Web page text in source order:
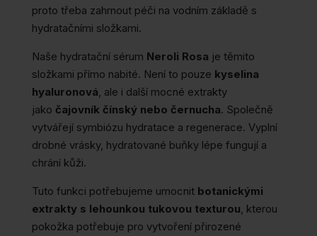
proto třeba zahrnout péči na vodním základě s
hydratačními složkami.
Naše hydratační sérum Neroli Rosa je těmito
složkami přímo nabité. Není to pouze kyselina
hyaluronová , ale i další mocné extrakty
jako čajovník čínský nebo černucha. Společně
vytvářejí symbiózu hydratace a regenerace. Vyplní
drobné vrásky, hydratované buňky lépe fungují a
chrání kůži.
Tuto funkci potřebujeme umocnit botanickými
extrakty s lehounkou tukovou texturou , kterou
pokožka potřebuje pro vytvoření přirozené